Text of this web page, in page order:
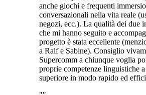
anche giochi e frequenti
conversazionali nella vita reale
negozi, ecc.). La qualità dei due
che mi hanno seguito e
progetto è stata eccellente
a Ralf e Sabine). Consiglio
Supercomm a chiunque voglia
proprie competenze linguistiche
superiore in modo rapido ed